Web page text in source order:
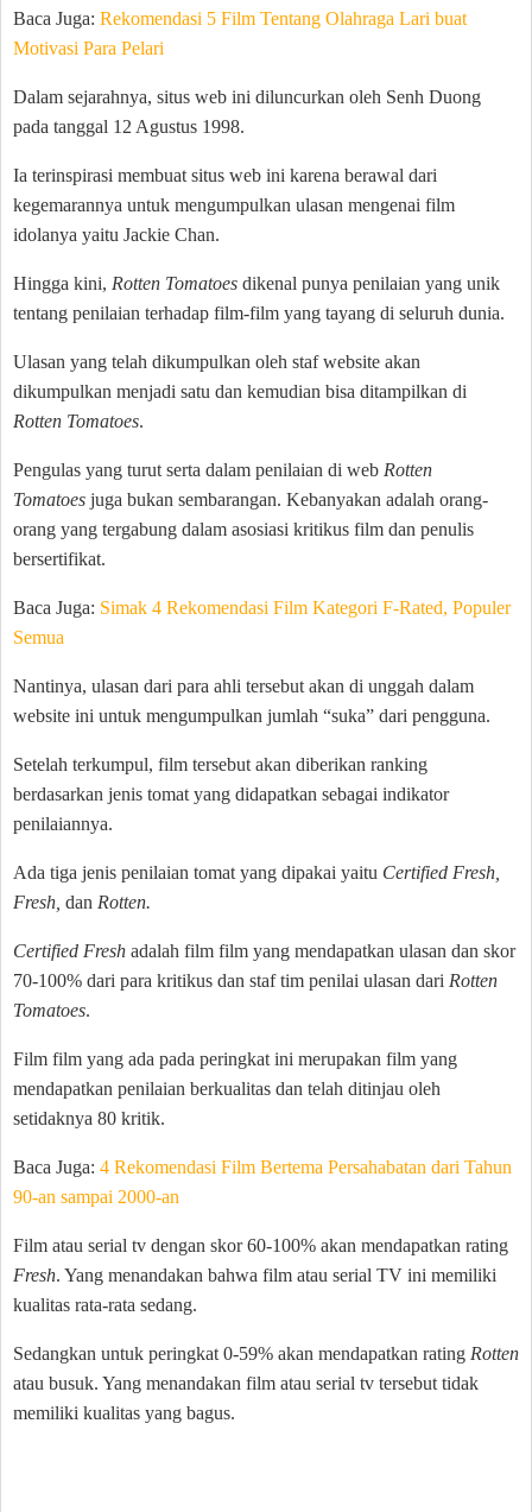
Baca Juga: Rekomendasi 5 Film Tentang Olahraga Lari buat
Motivasi Para Pelari
Dalam sejarahnya, situs web ini diluncurkan oleh Senh Duong
pada tanggal 12 Agustus 1998.
Ia terinspirasi membuat situs web ini karena berawal dari
kegemarannya untuk mengumpulkan ulasan mengenai film
idolanya yaitu Jackie Chan.
Hingga kini, Rotten Tomatoes dikenal punya penilaian yang unik
tentang penilaian terhadap film-film yang tayang di seluruh dunia.
Ulasan yang telah dikumpulkan oleh staf website akan
dikumpulkan menjadi satu dan kemudian bisa ditampilkan di
Rotten Tomatoes.
Pengulas yang turut serta dalam penilaian di web Rotten
Tomatoes juga bukan sembarangan. Kebanyakan adalah orang-
orang yang tergabung dalam asosiasi kritikus film dan penulis
bersertifikat.
Baca Juga: Simak 4 Rekomendasi Film Kategori F-Rated, Populer
Semua
Nantinya, ulasan dari para ahli tersebut akan di unggah dalam
website ini untuk mengumpulkan jumlah “suka” dari pengguna.
Setelah terkumpul, film tersebut akan diberikan ranking
berdasarkan jenis tomat yang didapatkan sebagai indikator
penilaiannya.
Ada tiga jenis penilaian tomat yang dipakai yaitu Certified Fresh,
Fresh, dan Rotten.
Certified Fresh adalah film film yang mendapatkan ulasan dan skor
70-100% dari para kritikus dan staf tim penilai ulasan dari Rotten
Tomatoes.
Film film yang ada pada peringkat ini merupakan film yang
mendapatkan penilaian berkualitas dan telah ditinjau oleh
setidaknya 80 kritik.
Baca Juga: 4 Rekomendasi Film Bertema Persahabatan dari Tahun
90-an sampai 2000-an
Film atau serial tv dengan skor 60-100% akan mendapatkan rating
Fresh. Yang menandakan bahwa film atau serial TV ini memiliki
kualitas rata-rata sedang.
Sedangkan untuk peringkat 0-59% akan mendapatkan rating Rotten
atau busuk. Yang menandakan film atau serial tv tersebut tidak
memiliki kualitas yang bagus.